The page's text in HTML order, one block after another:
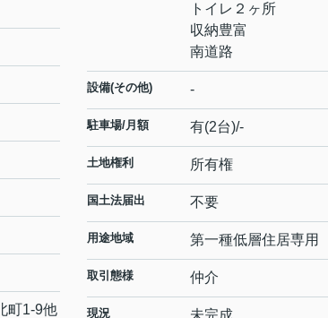
町1-9他
トイレ２ヶ所
収納豊富
南道路
設備(その他) -
駐車場/月額 有(2台)/-
土地権利 所有権
国土法届出 不要
用途地域 第一種低層住居専用
取引態様 仲介
現況 未完成